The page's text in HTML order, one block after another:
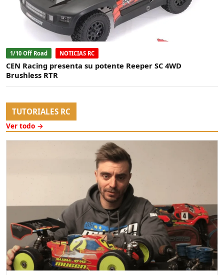
1/10 Off Road NOTICIAS RC
CEN Racing presenta su potente Reeper SC 4WD
Brushless RTR
TUTORIALES RC
Ver todo →